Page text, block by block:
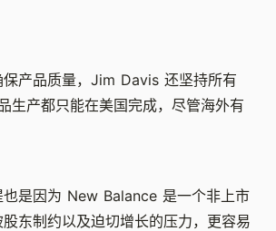
保产品质量，Jim Davis 还坚持所有
生产都只能在美国完成，尽管海外有
也是因为 New Balance 是一个非上市
东制约以及迫切增长的压力，更容易